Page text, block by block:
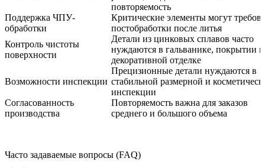
повторяемость
Поддержка ЧПУ-
обработки
Критические элементы могут
постобработки после литья
Контроль чистоты
поверхности
Детали из цинковых сплавов часто
нуждаются в гальванике, покрытии
декоративной отделке
Возможности инспекции
Прецизионные детали нуждаются в
стабильной размерной и
инспекции
Согласованность
производства
Повторяемость важна для заказов
среднего и большого объема
Часто задаваемые вопросы (FAQ)